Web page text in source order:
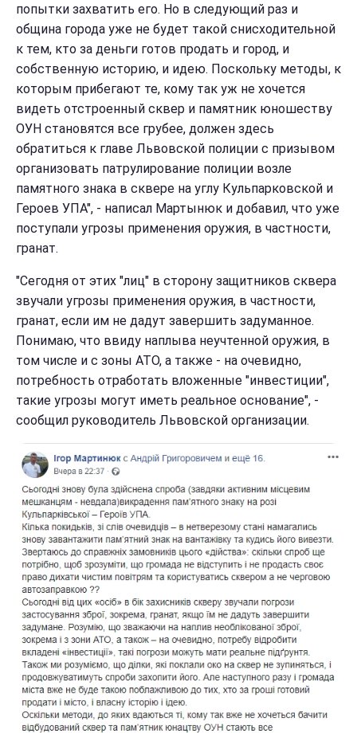
попытки захватить его. Но в следующий раз и
община города уже не будет такой снисходительной
к тем, кто за деньги готов продать и город, и
собственную историю, и идею. Поскольку методы, к
которым прибегают те, кому так уж не хочется
видеть отстроенный сквер и памятник юношеству
ОУН становятся все грубее, должен здесь
обратиться к главе Львовской полиции с призывом
организовать патрулирование полиции возле
памятного знака в сквере на углу Кульпарковской и
Героев УПА", - написал Мартынюк и добавил, что уже
поступали угрозы применения оружия, в частности,
гранат.
"Сегодня от этих "лиц" в сторону защитников сквера
звучали угрозы применения оружия, в частности,
гранат, если им не дадут завершить задуманное.
Понимаю, что ввиду наплыва неучтенной оружия, в
том числе и с зоны АТО, а также - на очевидно,
потребность отработать вложенные "инвестиции",
такие угрозы могут иметь реальное основание", -
сообщил руководитель Львовской организации.